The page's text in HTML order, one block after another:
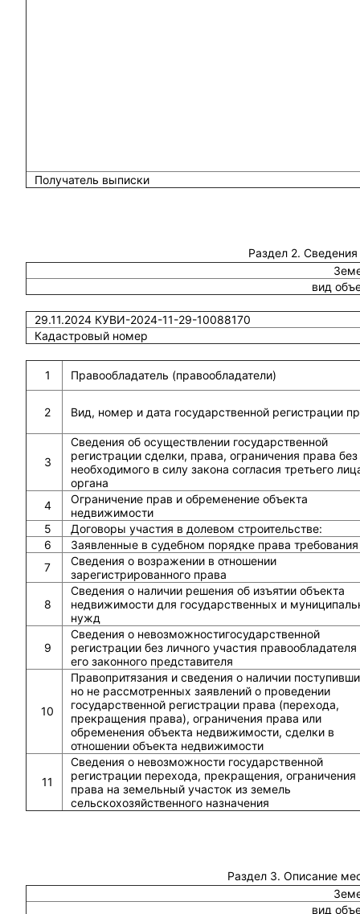
Получатель выписки
Раздел 2.
вид
29.11.2024 КУВИ-2024-11-29-10088170
Кадастровый номер
1 Правообладатель (правообладатели)
2 Вид, номер и дата государственной регистрации
3
Сведения об осуществлении государственной
регистрации сделки, права, ограничения права без
необходимого в силу закона согласия третьего
органа
4
Ограничение прав и обременение объекта
недвижимости
5
Договоры участия в долевом строительстве:
6
Заявленные в судебном порядке права требования
7
Сведения о возражении в отношении
зарегистрированного права
8
Сведения о наличии решения об изъятии объекта
недвижимости для государственных и
нужд
9
Сведения о невозможностигосударственной
регистрации без личного участия правообладателя
его законного представителя
10
Правопритязания и сведения о наличии
но не рассмотренных заявлений о проведении
государственной регистрации права (перехода,
прекращения права), ограничения права или
обременения объекта недвижимости, сделки в
отношении объекта недвижимости
11
Сведения о невозможности государственной
регистрации перехода, прекращения, ограничения
права на земельный участок из земель
сельскохозяйственного назначения
Раздел 3. Описание
вид